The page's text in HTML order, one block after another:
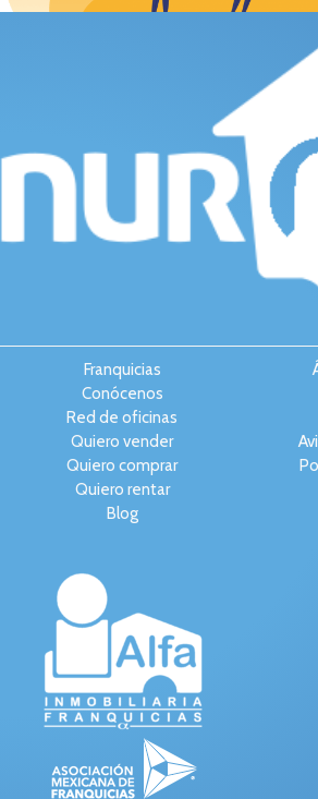
Franquicias
Conócenos
Red de oficinas
Quiero vender
Quiero comprar
Quiero rentar
Blog